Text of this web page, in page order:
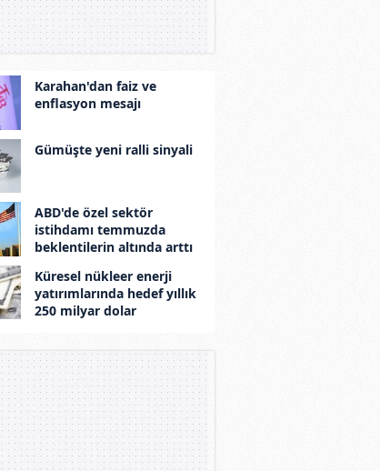
Karahan'dan faiz ve
enflasyon mesajı
Gümüşte yeni ralli sinyali
ABD'de özel sektör
istihdamı temmuzda
beklentilerin altında arttı
Küresel nükleer enerji
yatırımlarında hedef yıllık
250 milyar dolar